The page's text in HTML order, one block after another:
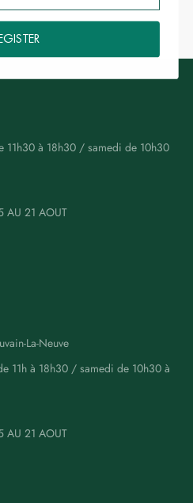
11h30 à 18h30 / samedi de 10h30
AU 21 AOUT
La-Neuve
11h à 18h30 / samedi de 10h30 à
AU 21 AOUT